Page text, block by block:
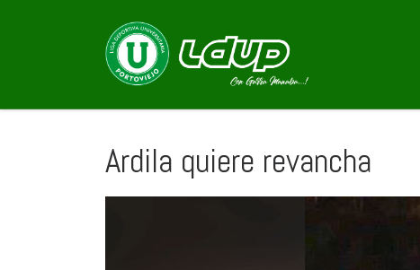
Saltar al contenido
Ardila quiere revancha